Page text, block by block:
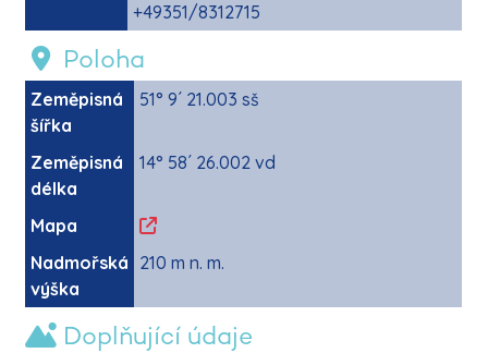
+49351/8312715
Poloha
Zeměpisná
šířka
51° 9´ 21.003 sš
Zeměpisná
délka
14° 58´ 26.002 vd
Mapa
Nadmořská
výška
210 m n. m.
Doplňující údaje